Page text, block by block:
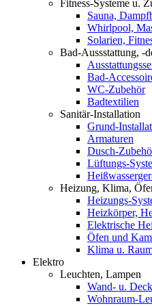
Fitness-Systeme u.
Sauna,
Whirlpool,
Solarien,
Bad-Aussstattung, -
Bad-
WC-Zubehör
Badtextilien
Sanitär-Installation
Grund-
Armaturen
Dusch-
Lüftungs-
Heizung, Klima,
Heizungs-
Heizkörper,
Elektrische
Öfen und
Klima u.
Elektro
Leuchten, Lampen
Wand- u.
Wohnraum-